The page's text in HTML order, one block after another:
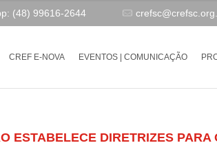
(48) 99616-2644
CREF E-NOVA EVENTOS | COMUNICAÇÃO
ESTABELECE DIRETRIZES PARA